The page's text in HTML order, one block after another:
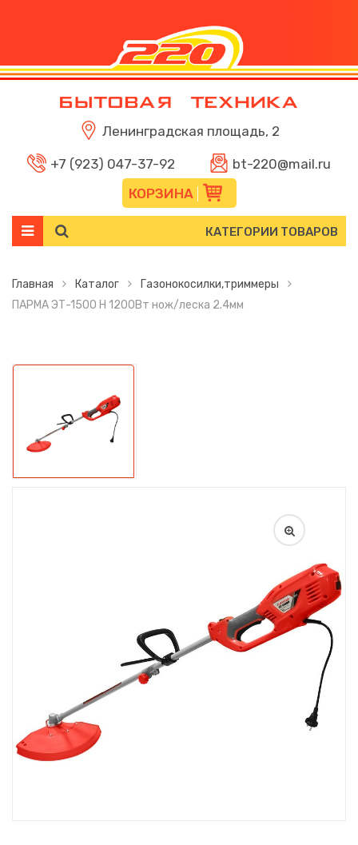
Ленинградская площадь, 2
+7 (923) 047-37-92
bt-220@mail.ru
КОРЗИНА
КАТЕГОРИИ ТОВАРОВ
Главная Каталог
Газонокосилки,триммеры
ПАРМА ЭТ-1500 Н 1200Вт нож/леска 2.4мм